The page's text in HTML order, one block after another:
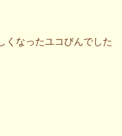
くなったユコびんでした